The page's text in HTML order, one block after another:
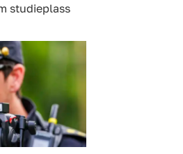
studieplass